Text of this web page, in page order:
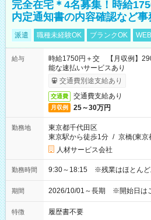
完全在宅＊4名募集！時給
内定通知書の内容確認など事
派遣 職種未経験OK ブランクOK
給与
時給1750円＋交 【月収例】
能な速払いサービスあり
交通費別途支給あり
交通費 交通費支給あり
月収例 25～30万円
勤務地
東京都千代田区
東京駅から徒歩1分 / 京橋(東京
人材サービス会社
勤務時間 9:30～18:15 ※残業はほとんど
期間 2026/10/01～長期 ※開始日は
特徴 履歴書不要